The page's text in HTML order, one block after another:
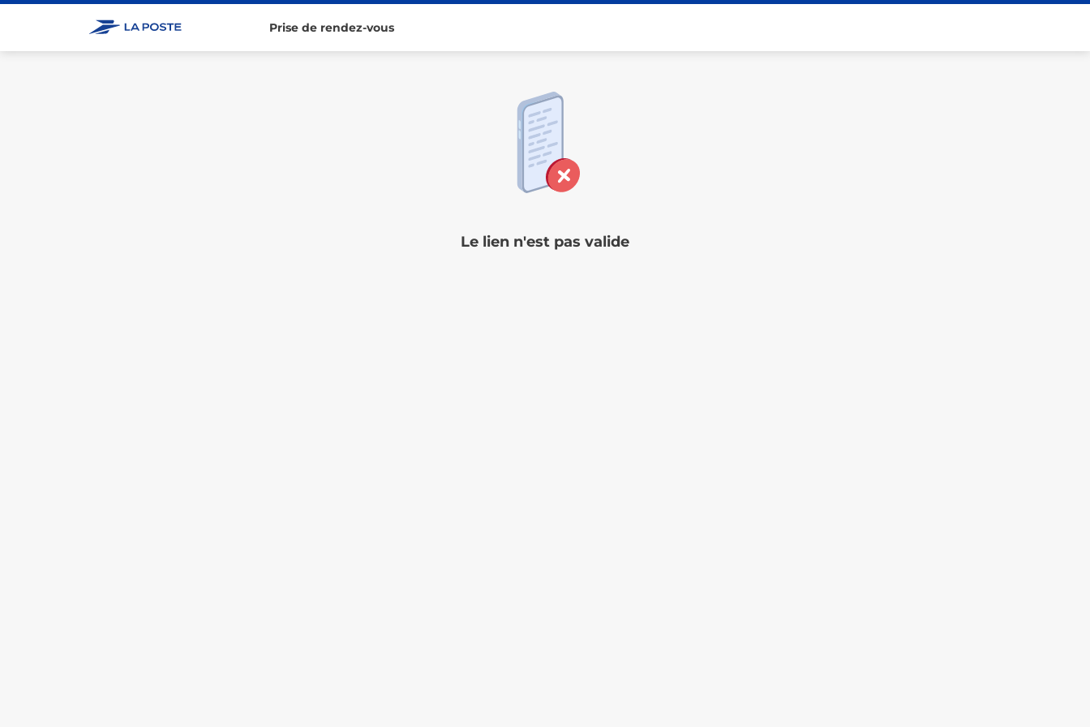
Prise de rendez-vous
Le lien n'est pas valide